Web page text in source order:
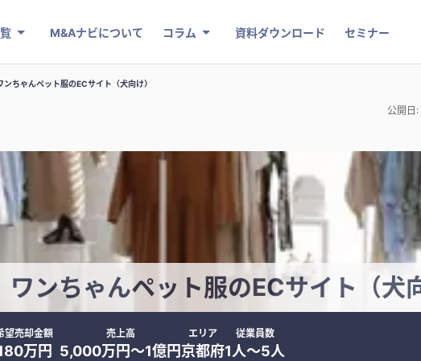
M&Aナビについて コラム 資料ダウンロード セミナー
ンちゃんペット服のECサイト（犬向け）
公開日
ワンちゃんペット服のECサイト（犬
望売却金額
万円
売上高
5,000万円〜1億円
エリア
京都府
従業員数
1人〜5人